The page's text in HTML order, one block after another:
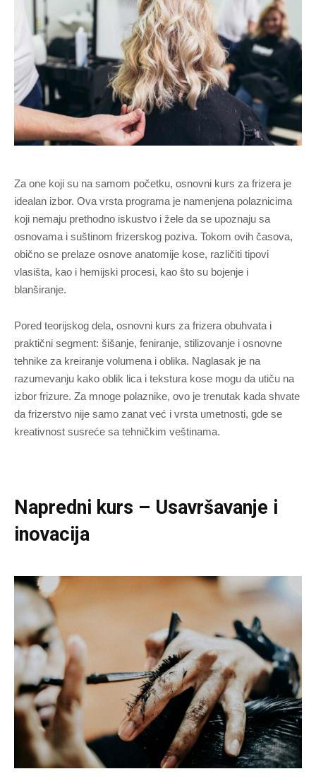
Za one koji su na samom početku, osnovni kurs za frizera je
idealan izbor. Ova vrsta programa je namenjena polaznicima
koji nemaju prethodno iskustvo i žele da se upoznaju sa
osnovama i suštinom frizerskog poziva. Tokom ovih časova,
obično se prelaze osnove anatomije kose, različiti tipovi
vlasišta, kao i hemijski procesi, kao što su bojenje i
blanširanje.
Pored teorijskog dela, osnovni kurs za frizera obuhvata i
praktični segment: šišanje, feniranje, stilizovanje i osnovne
tehnike za kreiranje volumena i oblika. Naglasak je na
razumevanju kako oblik lica i tekstura kose mogu da utiču na
izbor frizure. Za mnoge polaznike, ovo je trenutak kada shvate
da frizerstvo nije samo zanat već i vrsta umetnosti, gde se
kreativnost susreće sa tehničkim veštinama.
Napredni kurs – Usavršavanje i
inovacija